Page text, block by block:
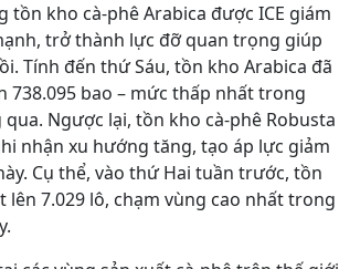
tồn kho cà-phê Arabica được ICE giám
trở thành lực đỡ quan trọng giúp
Tính đến thứ Sáu, tồn kho Arabica đã
738.095 bao – mức thấp nhất trong
Ngược lại, tồn kho cà-phê Robusta
nhận xu hướng tăng, tạo áp lực giảm
Cụ thể, vào thứ Hai tuần trước, tồn
lên 7.029 lô, chạm vùng cao nhất trong